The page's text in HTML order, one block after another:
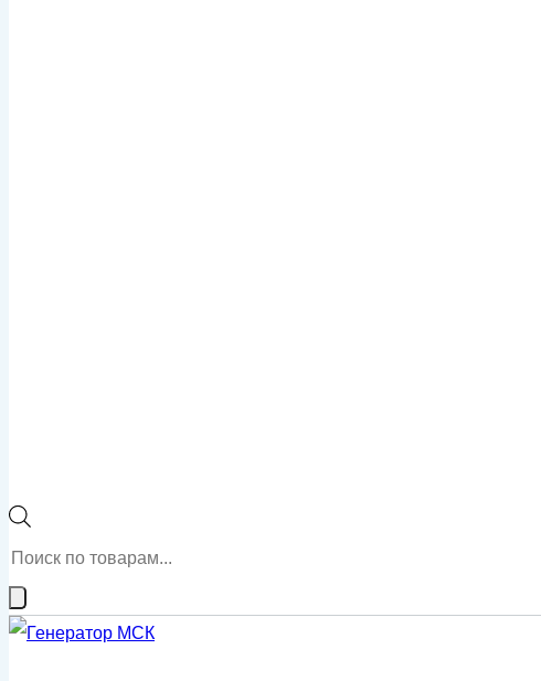
Поиск
товаров